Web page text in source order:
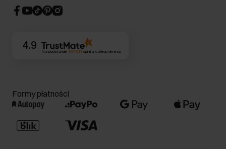
CSR
4.9
Na podstawie 357 011 opinii z całego okresu
Formy płatności